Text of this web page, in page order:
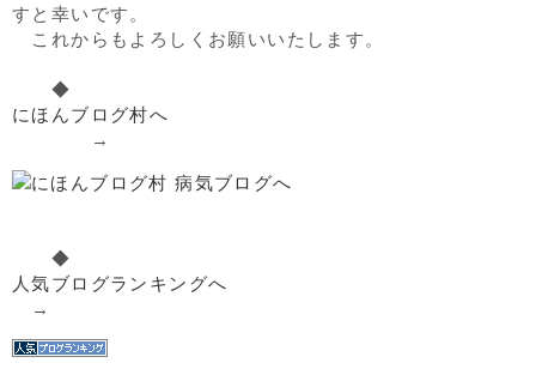
すと幸いです。
これからもよろしくお願いいたします。
◆
にほんブログ村へ
→
◆
人気ブログランキングへ
→